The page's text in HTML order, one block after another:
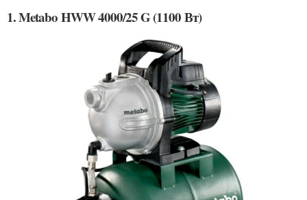
1. Metabo HWW 4000/25 G (1100 Вт)